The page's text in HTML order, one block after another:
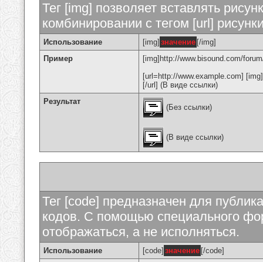
Тег [img] позволяет вставлять
комбинировании с тегом [url]
Использование [img] значение [/img]
Пример
[img]http://www.bisound.com/
[url=http://www.example.com]
[/url] (В виде ссылки)
Результат
(Без ссылки)
(В виде ссылки)
Тег [code] предназначен для
кодов. С помощью специального
отображаться, а не исполняться.
Использование [code] значение [/code]